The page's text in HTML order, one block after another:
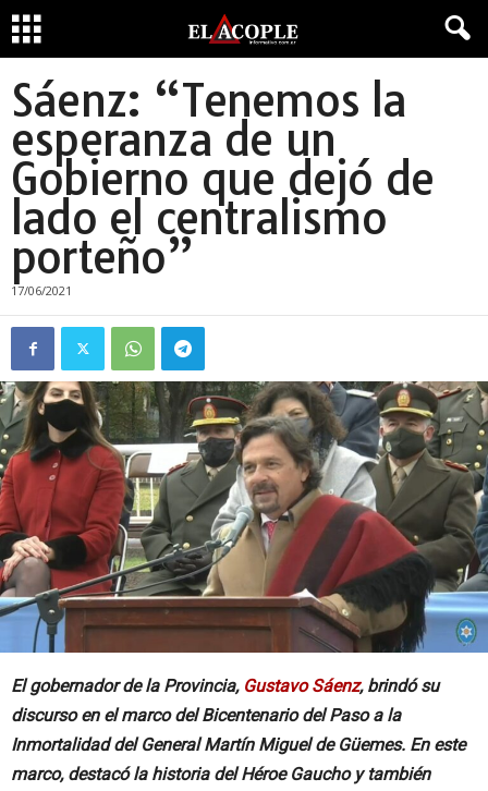
Sáenz: “Tenemos la
esperanza de un
Gobierno que dejó de
lado el centralismo
porteño”
17/06/2021
El gobernador de la Provincia, Gustavo Sáenz, brindó su
discurso en el marco del Bicentenario del Paso a la
Inmortalidad del General Martín Miguel de Güemes. En este
marco, destacó la historia del Héroe Gaucho y también